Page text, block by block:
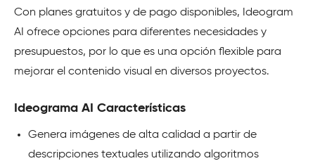
Con planes gratuitos y de pago disponibles, Ideogram
AI ofrece opciones para diferentes necesidades y
presupuestos, por lo que es una opción flexible para
mejorar el contenido visual en diversos proyectos.
Ideograma AI Características
Genera imágenes de alta calidad a partir de
descripciones textuales utilizando algoritmos